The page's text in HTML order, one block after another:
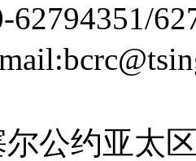
公约亚太